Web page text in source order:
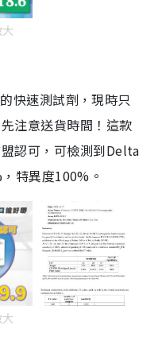
快速測試劑，現時只
注意送貨時間！這款
認可，可檢測到Delta
特異度100%。